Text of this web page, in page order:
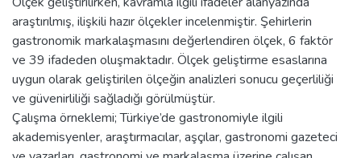
araştırılmış, ilişkili hazır ölçekler incelenmiştir. Şehirlerin
gastronomik markalaşmasını değerlendiren ölçek, 6 faktör
ve 39 ifadeden oluşmaktadır. Ölçek geliştirme esaslarına
uygun olarak geliştirilen ölçeğin analizleri sonucu geçerliliği
ve güvenirliliği sağladığı görülmüştür.
Çalışma örneklemi; Türkiye’de gastronomiyle ilgili
akademisyenler, araştırmacılar, aşçılar, gastronomi gazeteci